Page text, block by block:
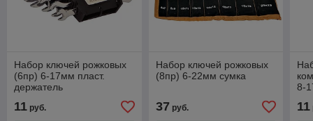
Набор ключей рожковых
(6пр) 6-17мм пласт.
держатель
11 руб.
Набор ключей рожковых
(8пр) 6-22мм сумка
37 руб.
8-
11